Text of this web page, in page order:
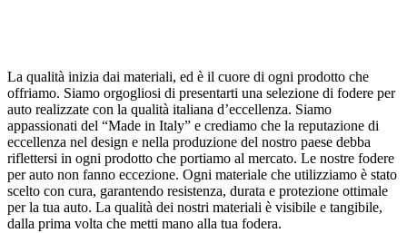
La qualità inizia dai materiali, ed è il cuore di ogni prodotto che
offriamo. Siamo orgogliosi di presentarti una selezione di fodere per
auto realizzate con la qualità italiana d’eccellenza. Siamo
appassionati del “Made in Italy” e crediamo che la reputazione di
eccellenza nel design e nella produzione del nostro paese debba
riflettersi in ogni prodotto che portiamo al mercato. Le nostre fodere
per auto non fanno eccezione. Ogni materiale che utilizziamo è stato
scelto con cura, garantendo resistenza, durata e protezione ottimale
per la tua auto. La qualità dei nostri materiali è visibile e tangibile,
dalla prima volta che metti mano alla tua fodera.